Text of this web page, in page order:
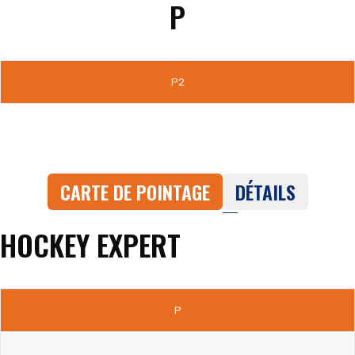
P
P2
CARTE DE POINTAGE DÉTAILS
HOCKEY EXPERT
P